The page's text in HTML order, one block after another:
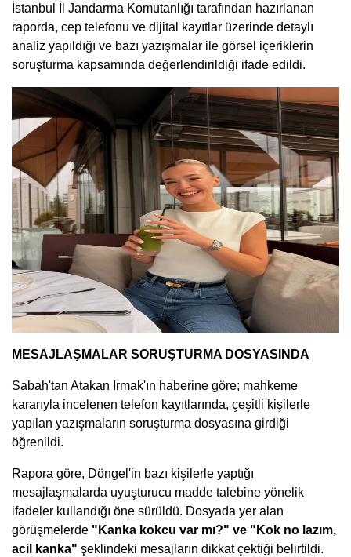
İstanbul İl Jandarma Komutanlığı tarafından hazırlanan
raporda, cep telefonu ve dijital kayıtlar üzerinde detaylı
analiz yapıldığı ve bazı yazışmalar ile görsel içeriklerin
soruşturma kapsamında değerlendirildiği ifade edildi.
MESAJLAŞMALAR SORUŞTURMA DOSYASINDA
Sabah'tan Atakan Irmak'ın haberine göre; mahkeme
kararıyla incelenen telefon kayıtlarında, çeşitli kişilerle
yapılan yazışmaların soruşturma dosyasına girdiği
öğrenildi.
Rapora göre, Döngel'in bazı kişilerle yaptığı
mesajlaşmalarda uyuşturucu madde talebine yönelik
ifadeler kullandığı öne sürüldü. Dosyada yer alan
görüşmelerde "Kanka kokcu var mı?" ve "Kok no lazım,
acil kanka" şeklindeki mesajların dikkat çektiği belirtildi.